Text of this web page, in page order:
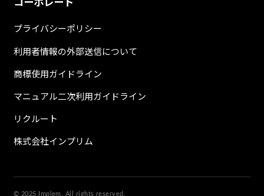
プライバシーポリシー
利用者情報の外部送信について
商標使用ガイドライン
マニュアル二次利用ガイドライン
リクルート
株式会社インプリム
© 2025 Implem. All rights reserved.